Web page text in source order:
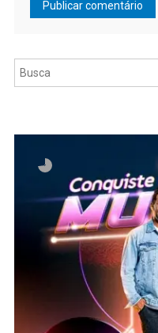
Pesquisar